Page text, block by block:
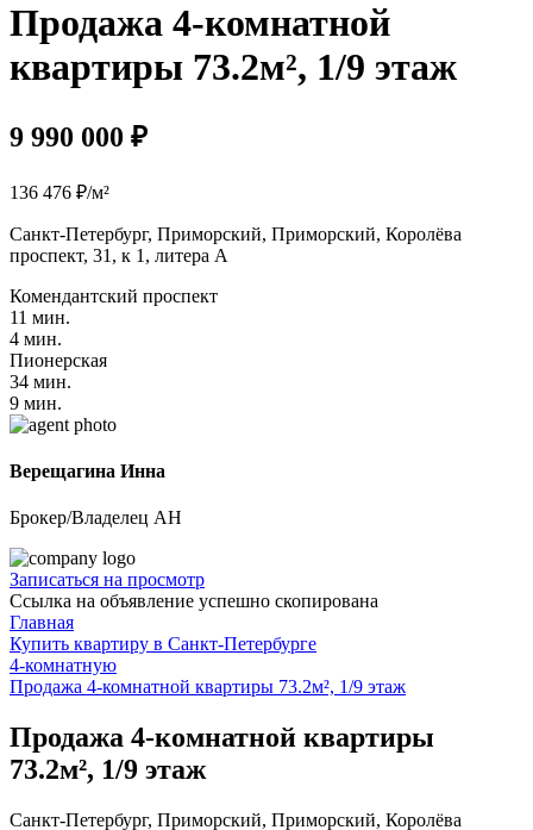
Продажа 4-комнатной
квартиры 73.2м², 1/9 этаж
9 990 000 ₽
136 476 ₽/м²
Санкт-Петербург, Приморский, Приморский, Королёва
проспект, 31, к 1, литера А
Комендантский проспект
11 мин.
4 мин.
Пионерская
34 мин.
9 мин.
Верещагина Инна
Брокер/Владелец АН
Записаться на просмотр
Ссылка на объявление успешно скопирована
Главная
Купить квартиру в Санкт-Петербурге
4-комнатную
Продажа 4-комнатной квартиры 73.2м², 1/9 этаж
Продажа 4-комнатной квартиры
73.2м², 1/9 этаж
Санкт-Петербург, Приморский, Приморский, Королёва